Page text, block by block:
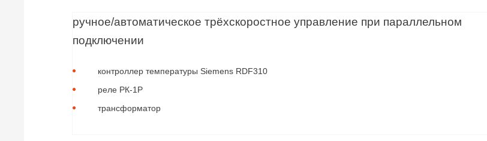
ручное/автоматическое трёхскоростное управление при параллельном
подключении
контроллер температуры Siemens RDF310
реле РК-1Р
трансформатор